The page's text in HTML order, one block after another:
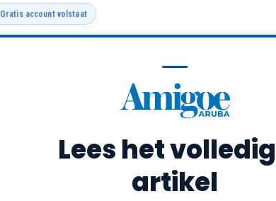
Gratis account volstaat
Lees het
artikel